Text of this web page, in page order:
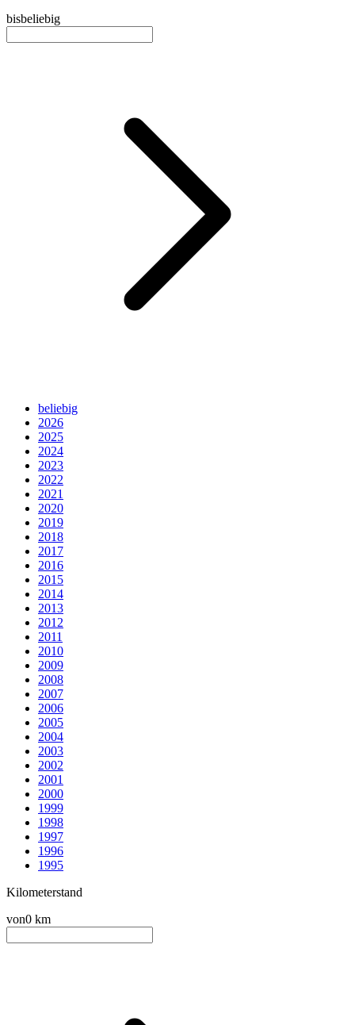
bisbeliebig
beliebig
2026
2025
2024
2023
2022
2021
2020
2019
2018
2017
2016
2015
2014
2013
2012
2011
2010
2009
2008
2007
2006
2005
2004
2003
2002
2001
2000
1999
1998
1997
1996
1995
Kilometerstand
von0 km